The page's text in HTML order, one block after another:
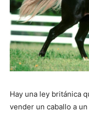
Hay una ley británica
vender un caballo a